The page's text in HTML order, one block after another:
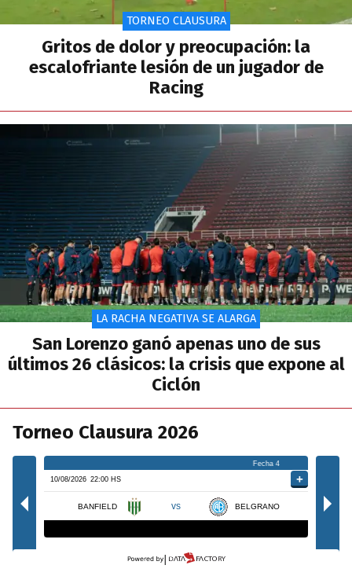
TORNEO CLAUSURA
Gritos de dolor y preocupación: la
escalofriante lesión de un jugador de
Racing
LA RACHA NEGATIVA SE ALARGA
San Lorenzo ganó apenas uno de sus
últimos 26 clásicos: la crisis que expone al
Ciclón
Torneo Clausura 2026